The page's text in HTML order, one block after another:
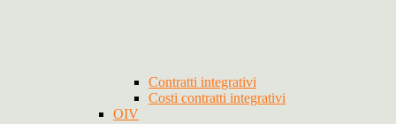
Contratti integrativi
Costi contratti integrativi
OIV